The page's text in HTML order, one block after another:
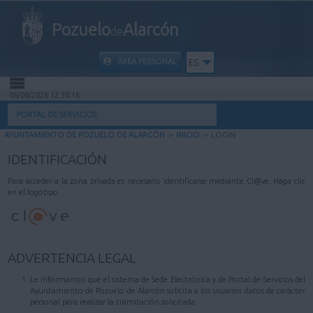
PozuelodeAlarcón
ÁREA PERSONAL ES
INICIO
MI CARPETA
INFORMACIÓN MUNICIPAL
AYUDA
08/08/2026 12:30:16
PORTAL DE SERVICIOS
AYUNTAMIENTO DE POZUELO DE ALARCÓN > INICIO > LOGIN
IDENTIFICACIÓN
Para acceder a la zona privada es necesario identificarse mediante Cl@ve. Haga clic
en el logotipo.
ADVERTENCIA LEGAL
Le informamos que el sistema de Sede Electrónica y de Portal de Servicios del
Ayuntamiento de Pozuelo de Alarcón solicita a los usuarios datos de carácter
personal para realizar la tramitación solicitada.